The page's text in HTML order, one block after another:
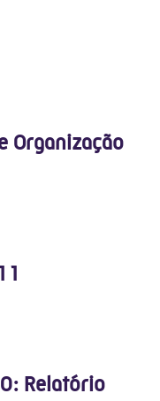
Organização
Relatório